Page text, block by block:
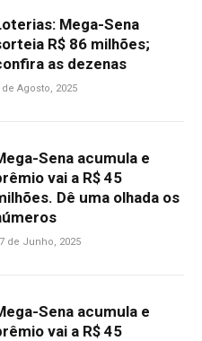
Mega-Sena
R$ 86 milhões;
as dezenas
de Agosto, 2025
Sena acumula e
vai a R$ 45
Dê uma olhada os
de Junho, 2025
Sena acumula e
vai a R$ 45